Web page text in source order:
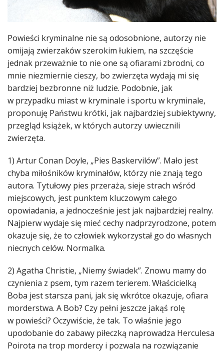
Powieści kryminalne nie są odosobnione, autorzy nie
omijają zwierzaków szerokim łukiem, na szczęście
jednak przeważnie to nie one są ofiarami zbrodni, co
mnie niezmiernie cieszy, bo zwierzęta wydają mi się
bardziej bezbronne niż ludzie. Podobnie, jak
w przypadku miast w kryminale i sportu w kryminale,
proponuję Państwu krótki, jak najbardziej subiektywny,
przegląd książek, w których autorzy uwiecznili
zwierzęta.
1) Artur Conan Doyle, „Pies Baskervilów”. Mało jest
chyba miłośników kryminałów, którzy nie znają tego
autora. Tytułowy pies przeraża, sieje strach wśród
miejscowych, jest punktem kluczowym całego
opowiadania, a jednocześnie jest jak najbardziej realny.
Najpierw wydaje się mieć cechy nadprzyrodzone, potem
okazuje się, że to człowiek wykorzystał go do własnych
niecnych celów. Normalka.
2) Agatha Christie, „Niemy świadek”. Znowu mamy do
czynienia z psem, tym razem terierem. Właścicielką
Boba jest starsza pani, jak się wkrótce okazuje, ofiara
morderstwa. A Bob? Czy pełni jeszcze jakąś rolę
w powieści? Oczywiście, że tak. To właśnie jego
upodobanie do zabawy piłeczką naprowadza Herculesa
Poirota na trop mordercy i pozwala na rozwiązanie